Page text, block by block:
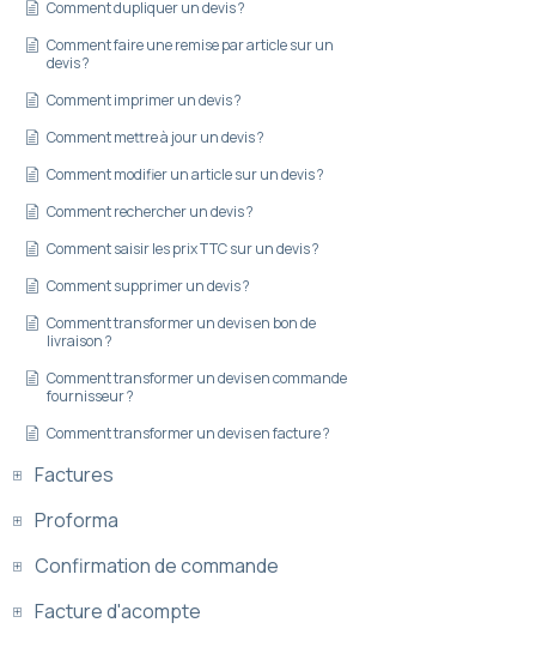
Comment dupliquer un devis ?
Comment faire une remise par article sur un
devis ?
Comment imprimer un devis ?
Comment mettre à jour un devis ?
Comment modifier un article sur un devis ?
Comment rechercher un devis ?
Comment saisir les prix TTC sur un devis ?
Comment supprimer un devis ?
Comment transformer un devis en bon de
livraison ?
Comment transformer un devis en commande
fournisseur ?
Comment transformer un devis en facture ?
Factures
Proforma
Confirmation de commande
Facture d'acompte